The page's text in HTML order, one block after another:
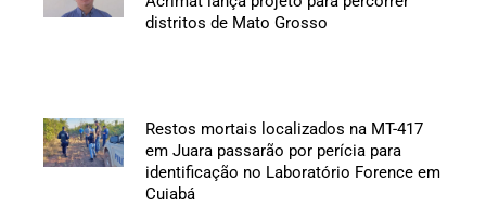
distritos de Mato Grosso
Restos mortais localizados na MT-417
em Juara passarão por perícia para
identificação no Laboratório Forence em
Cuiabá